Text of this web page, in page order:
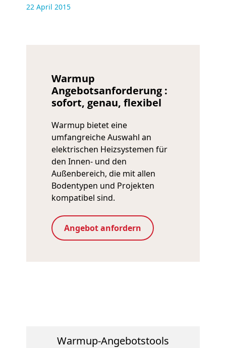
22 April 2015
Warmup
Angebotsanforderung :
sofort, genau, flexibel
Warmup bietet eine
umfangreiche Auswahl an
elektrischen Heizsystemen für
den Innen- und den
Außenbereich, die mit allen
Bodentypen und Projekten
kompatibel sind.
Angebot anfordern
Warmup-Angebotstools